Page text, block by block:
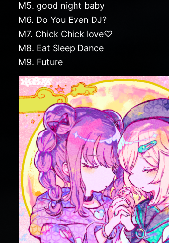
M5. good night baby
M6. Do You Even DJ?
M7. Chick Chick love♡
M8. Eat Sleep Dance
M9. Future